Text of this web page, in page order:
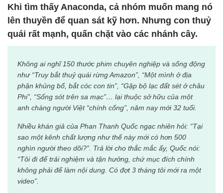
Khi tìm thấy Anaconda, cả nhóm muốn mang nó
lên thuyền để quan sát kỹ hơn. Nhưng con thuỷ
quái rất mạnh, quấn chặt vào các nhánh cây.
Không ai nghĩ 150 thước phim chuyên nghiệp và sống động
như “Truy bắt thuỷ quái rừng Amazon”, “Một mình ở địa
phận khủng bố, bắt cóc con tin”, “Gặp bộ lạc đất sét ở châu
Phi”, “Sống sót trên sa mạc”… lại thuộc sở hữu của một
anh chàng người Việt “chính cống”, năm nay mới 32 tuổi.
Nhiều khán giả của Phan Thanh Quốc ngạc nhiên hỏi: “Tại
sao một kênh chất lượng như thế này mới có hơn 500
nghìn người theo dõi?”. Trả lời cho thắc mắc ấy, Quốc nói:
“Tôi đi để trải nghiệm và tận hưởng, chứ mục đích chính
không phải để làm nội dung. Có đợt 3 tháng tôi mới ra một
video”.